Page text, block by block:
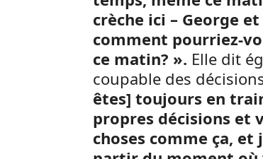
crèche ici – George
comment pourriez-
ce matin? ». Elle dit
coupable des
êtes] toujours en
propres décisions et
choses comme ça, et